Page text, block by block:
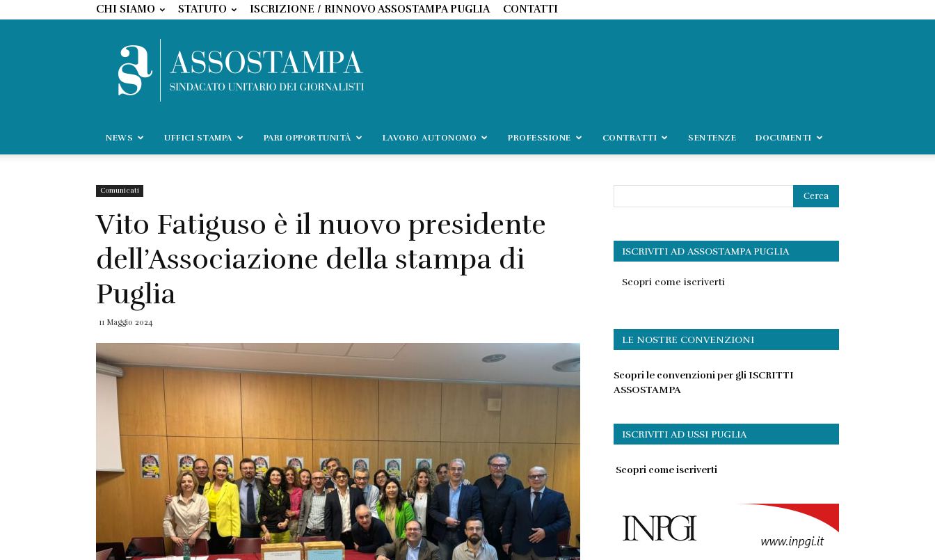
CHI SIAMO STATUTO ISCRIZIONE / RINNOVO ASSOSTAMPA PUGLIA CONTATTI
NEWS UFFICI STAMPA PARI OPPORTUNITÀ LAVORO AUTONOMO PROFESSIONE CONTRATTI SENTENZE DOCUMENTI
Comunicati
Vito Fatiguso è il nuovo presidente
dell’Associazione della stampa di
Puglia
11 Maggio 2024
ISCRIVITI AD ASSOSTAMPA PUGLIA
Scopri come iscriverti
LE NOSTRE CONVENZIONI
Scopri le convenzioni per gli ISCRITTI
ASSOSTAMPA
ISCRIVITI AD USSI PUGLIA
Scopri come iscriverti